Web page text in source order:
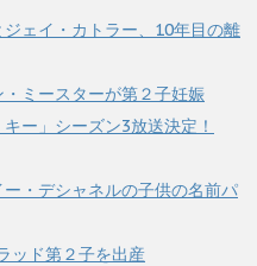
ェイ・カトラー、10年目の離
ミースターが第２子妊娠
ー」シーズン3放送決定！
・デシャネルの子供の名前パ
ッド第２子を出産